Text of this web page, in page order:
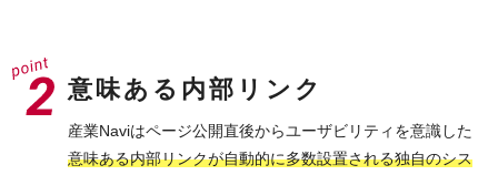
意味ある内部リンク
産業Naviはページ公開直後からユーザビリティを意識した
意味ある内部リンクが自動的に多数設置される独自のシス